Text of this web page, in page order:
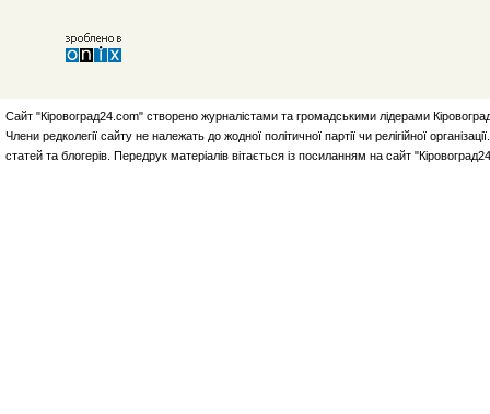
Сайт "Кіровоград24.com" створено журналістами та громадськими лідерами
Члени редколегії сайту не належать до жодної політичної партії чи релігійної
статей та блогерів. Передрук матеріалів вітається із посиланням на сайт